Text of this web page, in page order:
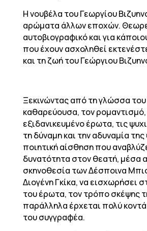
Η νουβέλα του Γεωργίου
αρώματα άλλων εποχών.
αυτοβιογραφικό και για
που έχουν ασχοληθεί
και τη ζωή του Γεώργιου
Ξεκινώντας από τη γλώσσα του
καθαρεύουσα, τον ρομαντισμό,
εξιδανικευμένο έρωτα, τις
τη δύναμη και την αδυναμία
ποιητική αίσθηση που
δυνατότητα στον θεατή, μέσα
σκηνοθεσία των Δέσποινα
Διογένη Γκίκα, να εισχωρήσει
του έρωτα, τον τρόπο σκέψης
παράλληλα έρχεται πολύ
του συγγραφέα.